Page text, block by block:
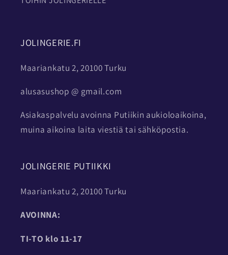
JOLINGERIE.FI
Maariankatu 2, 20100 Turku
alusasushop @ gmail.com
Asiakaspalvelu avoinna Putiikin aukioloaikoina,
muina aikoina laita viestiä tai sähköpostia.
JOLINGERIE PUTIIKKI
Maariankatu 2, 20100 Turku
AVOINNA:
TI-TO klo 11-17